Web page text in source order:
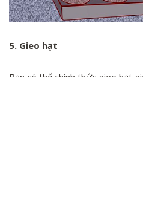
5. Gieo hạt
Bạn có thể chính thức gieo hạt